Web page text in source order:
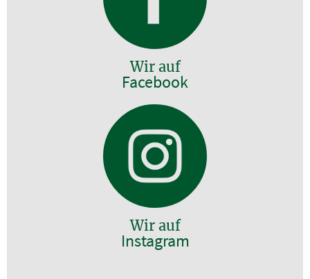
Wir auf
Facebook
Wir auf
Instagram